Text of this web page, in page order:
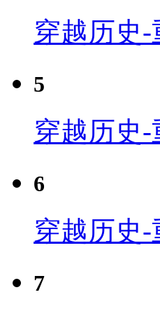
穿越历史
5
穿越历史
6
穿越历史
7